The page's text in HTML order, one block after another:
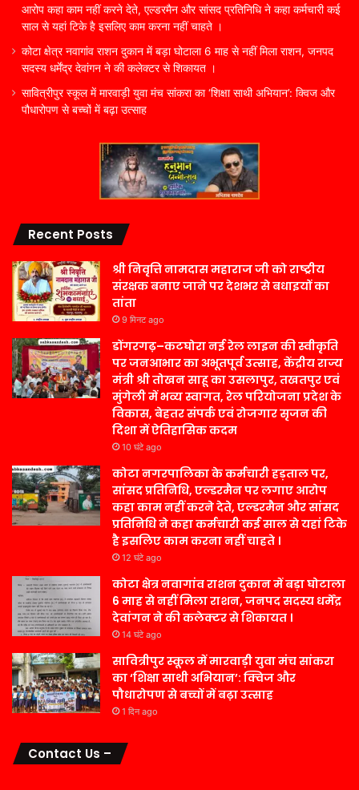
आरोप कहा काम नहीं करने देते, एल्डरमैन और सांसद प्रतिनिधि ने कहा कर्मचारी कई
साल से यहां टिके है इसलिए काम करना नहीं चाहते ।
कोटा क्षेत्र नवागांव राशन दुकान में बड़ा घोटाला 6 माह से नहीं मिला राशन, जनपद
सदस्य धर्मेंद्र देवांगन ने की कलेक्टर से शिकायत ।
सावित्रीपुर स्कूल में मारवाड़ी युवा मंच सांकरा का ‘शिक्षा साथी अभियान’: क्विज और
पौधारोपण से बच्चों में बढ़ा उत्साह
Recent Posts
श्री निवृत्ति नामदास महाराज जी को राष्ट्रीय
संरक्षक बनाए जाने पर देशभर से बधाइयों का
तांता
9 मिनट ago
डोंगरगढ़–कटघोरा नई रेल लाइन की स्वीकृति
पर जनआभार का अभूतपूर्व उत्साह, केंद्रीय राज्य
मंत्री श्री तोखन साहू का उसलापुर, तखतपुर एवं
मुंगेली में भव्य स्वागत, रेल परियोजना प्रदेश के
विकास, बेहतर संपर्क एवं रोजगार सृजन की
दिशा में ऐतिहासिक कदम
10 घंटे ago
कोटा नगरपालिका के कर्मचारी हड़ताल पर,
सांसद प्रतिनिधि, एल्डरमैन पर लगाए आरोप
कहा काम नहीं करने देते, एल्डरमैन और सांसद
प्रतिनिधि ने कहा कर्मचारी कई साल से यहां टिके
है इसलिए काम करना नहीं चाहते ।
12 घंटे ago
कोटा क्षेत्र नवागांव राशन दुकान में बड़ा घोटाला
6 माह से नहीं मिला राशन, जनपद सदस्य धर्मेंद्र
देवांगन ने की कलेक्टर से शिकायत ।
14 घंटे ago
सावित्रीपुर स्कूल में मारवाड़ी युवा मंच सांकरा
का ‘शिक्षा साथी अभियान’: क्विज और
पौधारोपण से बच्चों में बढ़ा उत्साह
1 दिन ago
Contact Us –